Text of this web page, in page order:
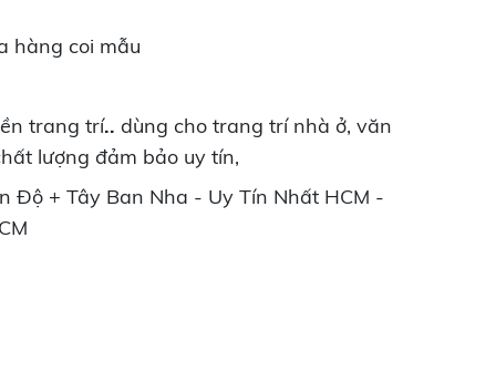
hàng coi mẫu
trang trí.. dùng cho trang trí nhà ở, văn
lượng đảm bảo uy tín,
Độ + Tây Ban Nha - Uy Tín Nhất HCM -